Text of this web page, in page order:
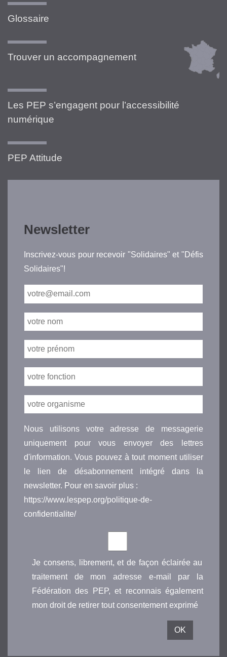
Glossaire
Trouver un accompagnement
Les PEP s’engagent pour l’accessibilité
numérique
PEP Attitude
Newsletter
Inscrivez-vous pour recevoir "Solidaires" et "Défis
Solidaires"!
Nous utilisons votre adresse de messagerie
uniquement pour vous envoyer des lettres
d'information. Vous pouvez à tout moment utiliser
le lien de désabonnement intégré dans la
newsletter. Pour en savoir plus :
https://www.lespep.org/politique-de-
confidentialite/
Je consens, librement, et de façon éclairée au
traitement de mon adresse e-mail par la
Fédération des PEP, et reconnais également
mon droit de retirer tout consentement exprimé